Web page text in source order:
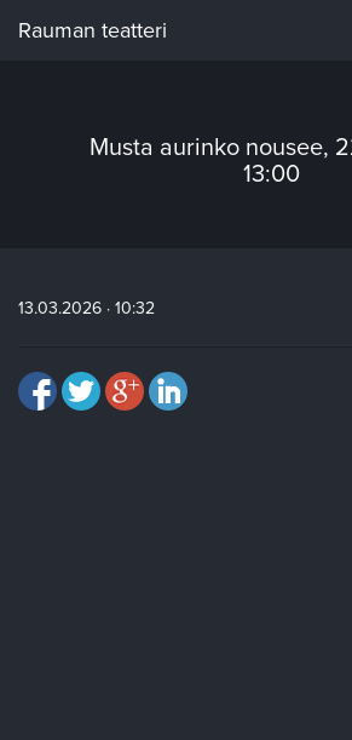
Rauman teatteri
Musta aurinko nousee,
13:00
13.03.2026 · 10:32